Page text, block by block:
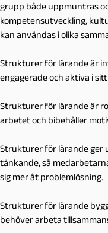
grupp både uppmuntras
kompetensutveckling,
kan användas i olika
Strukturer för lärande är
engagerade och aktiva i
Strukturer för lärande är
arbetet och bibehåller
Strukturer för lärande ger
tänkande, så
sig mer åt problemlösning.
Strukturer för lärande
behöver arbeta